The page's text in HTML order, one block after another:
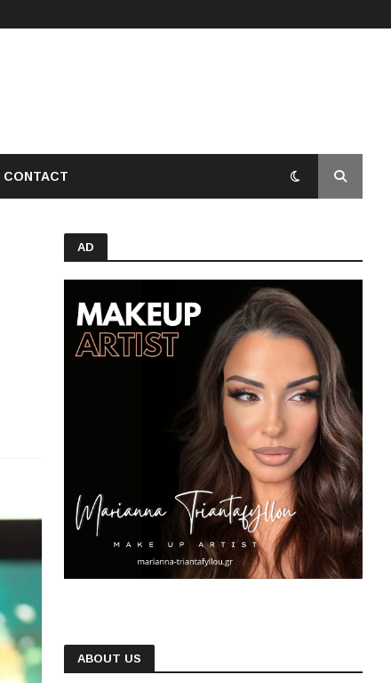
CONTACT
AD
ABOUT US